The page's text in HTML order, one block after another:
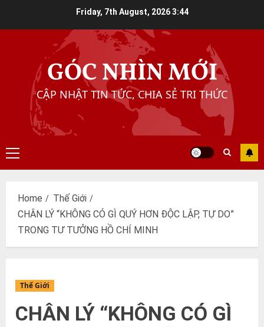
Friday, 7th August, 20263:44
GÓC NHÌN MỚI
CẬP NHẬT TIN TỨC, CHIA SẺ TRI THỨC
Primary
Menu
Home
Thế Giới
CHÂN LÝ “KHÔNG CÓ GÌ QUÝ HƠN ĐỘC LẬP, TỰ DO”
TRONG TƯ TƯỞNG HỒ CHÍ MINH
Thế Giới
CHÂN LÝ “KHÔNG CÓ GÌ